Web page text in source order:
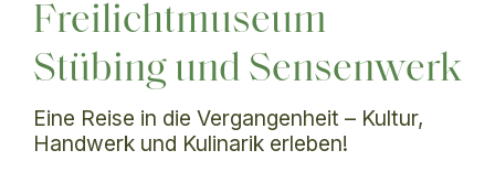
Freilichtmuseum
Stübing und Sensenwerk
Eine Reise in die Vergangenheit – Kultur,
Handwerk und Kulinarik erleben!